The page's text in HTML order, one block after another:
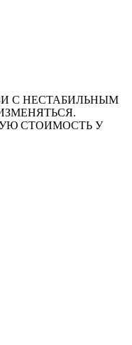
С НЕСТАБИЛЬНЫМ
СТОИМОСТЬ У